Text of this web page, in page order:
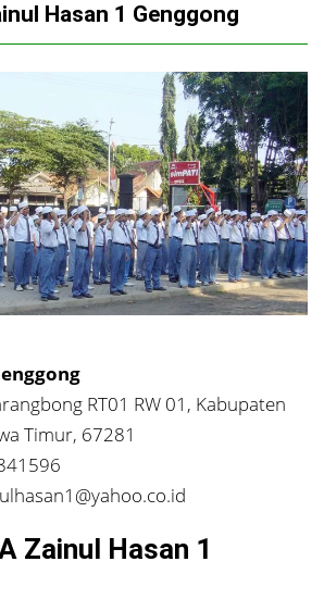
Hasan 1 Genggong
RT01 RW 01, Kabupaten
Timur, 67281
Zainul Hasan 1